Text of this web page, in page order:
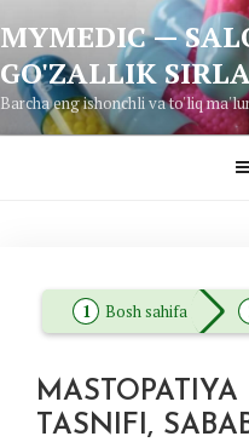
to
content
MYMEDIC —
GO'ZALLIK
Barcha eng ishonchli va to'liq
Bosh sahifa
TASNIFI,